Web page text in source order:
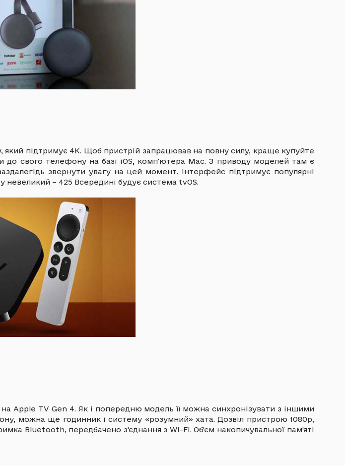
підтримує 4К. Щоб пристрій запрацював на повну силу, краще купуйте
до свого телефону на базі iOS, комп'ютера Мас. З приводу моделей там є
звернути увагу на цей момент. Інтерфейс підтримує популярні
невеликий – 425 Всередині будує система tvOS.
Apple TV Gen 4. Як і попередню модель її можна синхронізувати з іншими
можна ще годинник і систему «розумний» хата. Дозвіл пристрою 1080р,
Bluetooth, передбачено з'єднання з Wi-Fi. Об'єм накопичувальної пам'яті